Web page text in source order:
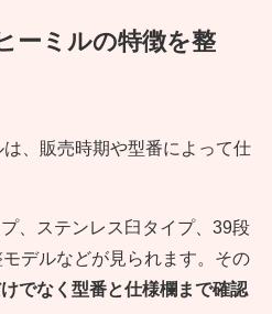
ーミルの特徴を整
、販売時期や型番によって仕
、ステンレス臼タイプ、39段
デルなどが見られます。その
でなく型番と仕様欄まで確認